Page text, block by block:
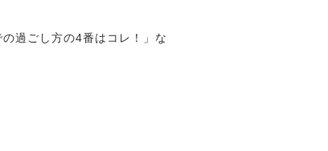
過ごし方の4番はコレ！」な